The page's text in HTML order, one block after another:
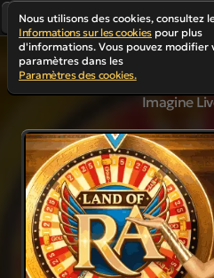
LAND OF
Imagine
Nous utilisons des cookies, consultez
Informations sur les cookiespour plus
d'informations. Vous pouvez modifier
paramètres dans les
Paramètres des cookies.